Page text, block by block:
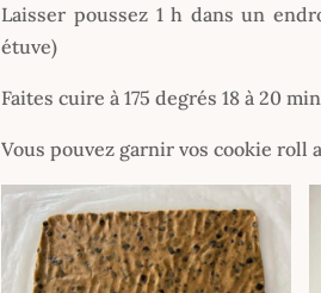
Laisser poussez 1 h dans un
étuve)
Faites cuire à 175 degrés 18 à 20
Vous pouvez garnir vos cookie roll